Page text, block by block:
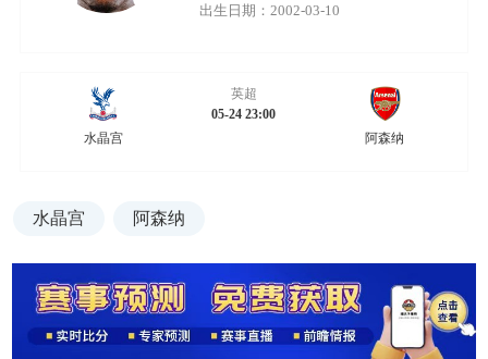
出生日期：2002-03-10
水晶宫
英超
05-24 23:00
阿森纳
水晶宫 阿森纳